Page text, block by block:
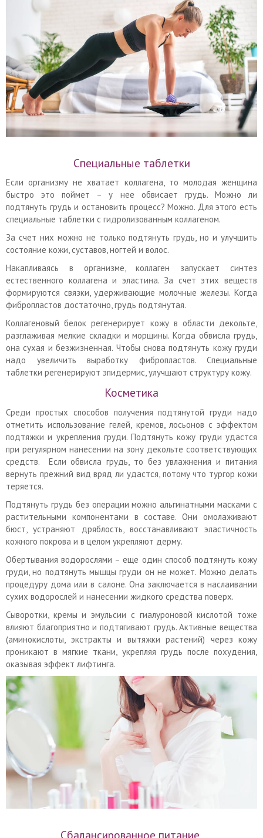
Специальные таблетки
Если организму не хватает коллагена, то молодая женщина
быстро это поймет – у нее обвисает грудь. Можно ли
подтянуть грудь и остановить процесс? Можно. Для этого есть
специальные таблетки с гидролизованным коллагеном.
За счет них можно не только подтянуть грудь, но и улучшить
состояние кожи, суставов, ногтей и волос.
Накапливаясь в организме, коллаген запускает синтез
естественного коллагена и эластина. За счет этих веществ
формируются связки, удерживающие молочные железы. Когда
фибропластов достаточно, грудь подтянутая.
Коллагеновый белок регенерирует кожу в области декольте,
разглаживая мелкие складки и морщины. Когда обвисла грудь,
она сухая и безжизненная. Чтобы снова подтянуть кожу груди
надо увеличить выработку фибропластов. Специальные
таблетки регенерируют эпидермис, улучшают структуру кожу.
Косметика
Среди простых способов получения подтянутой груди надо
отметить использование гелей, кремов, лосьонов с эффектом
подтяжки и укрепления груди. Подтянуть кожу груди удастся
при регулярном нанесении на зону декольте соответствующих
средств. Если обвисла грудь, то без увлажнения и питания
вернуть прежний вид вряд ли удастся, потому что тургор кожи
теряется.
Подтянуть грудь без операции можно альгинатными масками с
растительными компонентами в составе. Они омолаживают
бюст, устраняют дряблость, восстанавливают эластичность
кожного покрова и в целом укрепляют дерму.
Обертывания водорослями – еще один способ подтянуть кожу
груди, но подтянуть мышцы груди он не может. Можно делать
процедуру дома или в салоне. Она заключается в наслаивании
сухих водорослей и нанесении жидкого средства поверх.
Сыворотки, кремы и эмульсии с гиалуроновой кислотой тоже
влияют благоприятно и подтягивают грудь. Активные вещества
(аминокислоты, экстракты и вытяжки растений) через кожу
проникают в мягкие ткани, укрепляя грудь после похудения,
оказывая эффект лифтинга.
Сбалансированное питание